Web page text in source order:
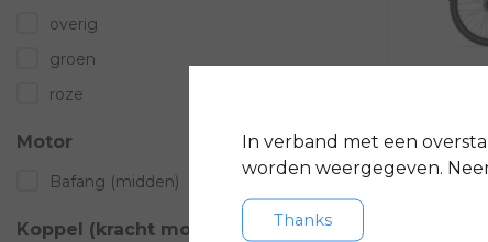
overig
groen
roze
Motor
Bafang (midden)
Koppel (kracht motor)
In verband met een
worden weergegeven.
Thanks